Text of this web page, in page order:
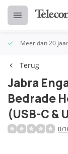
Meer dan 20
Terug
Jabra
Bedrade
(USB-C &
0/